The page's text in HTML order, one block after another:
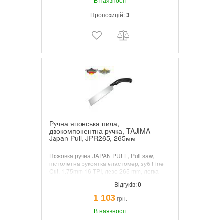
Пропозицій:3
Ручна японська пила,
двокомпонентна ручка, TAJIMA
Japan Pull, JPR265, 265мм
Ножовка ручна JAPAN PULL, Pull saw,
пістолетна рукоятка еластомер, зуб Fine
Cut, 1.75mm 16 TPI, лезо 265 mm, легка
Відгуків:0
1 103грн.
В наявності